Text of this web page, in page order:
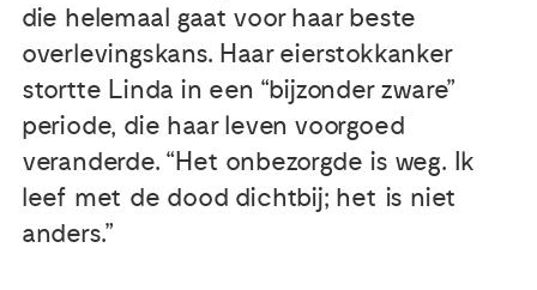
Nieuws
Agenda
Publicaties
die helemaal gaat voor haar beste
overlevingskans. Haar eierstokkanker
stortte Linda in een “bijzonder zware”
periode, die haar leven voorgoed
veranderde. “Het onbezorgde is weg. Ik
leef met de dood dichtbij; het is niet
anders.”